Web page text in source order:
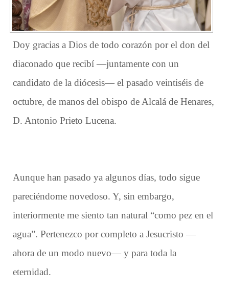
Doy gracias a Dios de todo corazón por el don del
diaconado que recibí —juntamente con un
candidato de la diócesis— el pasado veintiséis de
octubre, de manos del obispo de Alcalá de Henares,
D. Antonio Prieto Lucena.
Aunque han pasado ya algunos días, todo sigue
pareciéndome novedoso. Y, sin embargo,
interiormente me siento tan natural “como pez en el
agua”. Pertenezco por completo a Jesucristo —
ahora de un modo nuevo— y para toda la
eternidad.